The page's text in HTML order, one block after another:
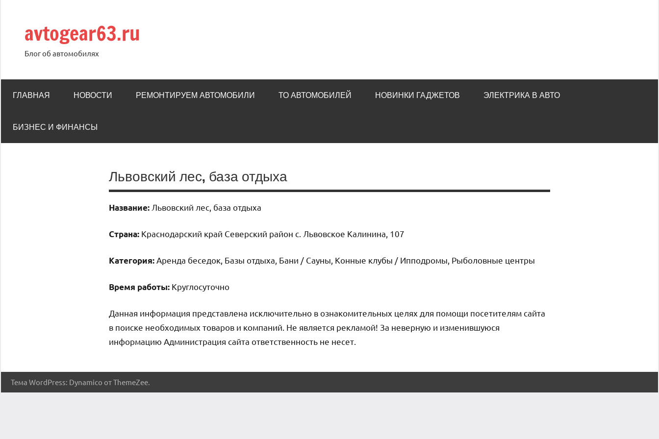
содержимому
avtogear63.ru
Блог об автомобилях
ГЛАВНАЯ НОВОСТИ РЕМОНТИРУЕМ АВТОМОБИЛИ ТО АВТОМОБИЛЕЙ НОВИНКИ ГАДЖЕТОВ ЭЛЕКТРИКА В АВТО
БИЗНЕС И ФИНАНСЫ
Львовский лес, база отдыха
Название: Львовский лес, база отдыха
Страна: Краснодарский край Северский район с. Львовское Калинина, 107
Категория: Аренда беседок, Базы отдыха, Бани / Сауны, Конные клубы / Ипподромы, Рыболовные центры
Время работы: Круглосуточно
Данная информация представлена исключительно в ознакомительных целях для помощи посетителям сайта
в поиске необходимых товаров и компаний. Не является рекламой! За неверную и изменившуюся
информацию Администрация сайта ответственность не несет.
Тема WordPress: Dynamico от ThemeZee.